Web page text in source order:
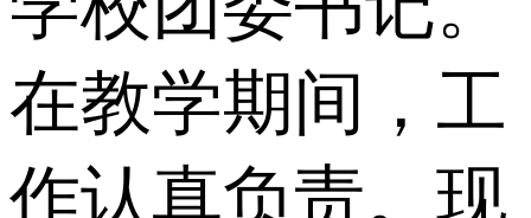
在教学期间，工
作认真负责。现